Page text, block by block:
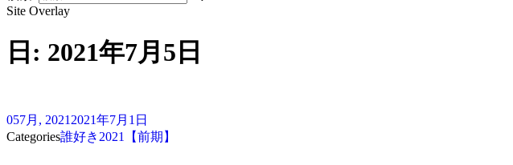
Site Overlay
日: 2021年7月5日
057月, 2021 2021年7月1日
Categories誰好き2021【前期】